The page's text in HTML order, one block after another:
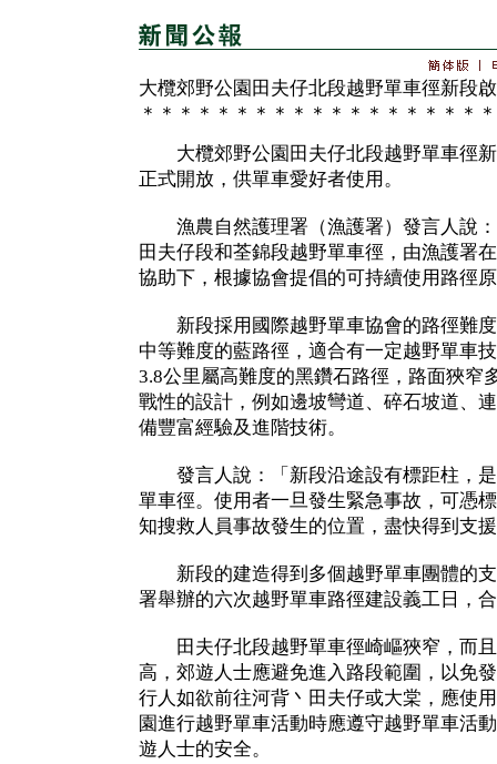
大欖郊野公園田夫仔北段越野單車徑新段
＊＊＊＊＊＊＊＊＊＊＊＊＊＊＊＊＊＊
大欖郊野公園田夫仔北段越野單車徑新
正式開放，供單車愛好者使用。
漁農自然護理署（漁護署）發言人說：
田夫仔段和荃錦段越野單車徑，由漁護署
協助下，根據協會提倡的可持續使用路徑
新段採用國際越野單車協會的路徑難度
中等難度的藍路徑，適合有一定越野單車
3.8公里屬高難度的黑鑽石路徑，路面狹窄
戰性的設計，例如邊坡彎道、碎石坡道、
備豐富經驗及進階技術。
發言人說：「新段沿途設有標距柱，是
單車徑。使用者一旦發生緊急事故，可憑
知搜救人員事故發生的位置，盡快得到支
新段的建造得到多個越野單車團體的支
署舉辦的六次越野單車路徑建設義工日，
田夫仔北段越野單車徑崎嶇狹窄，而且
高，郊遊人士應避免進入路段範圍，以免
行人如欲前往河背丶田夫仔或大棠，應使
園進行越野單車活動時應遵守越野單車活
遊人士的安全。